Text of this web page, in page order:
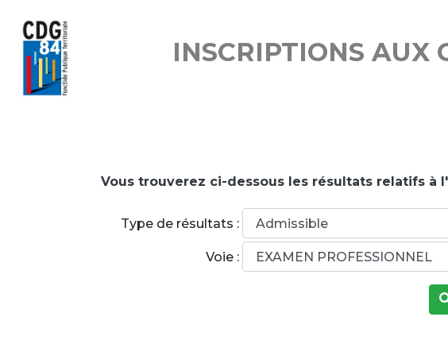
INSCRIPTIONS AUX
Vous trouverez ci-dessous les résultats relatifs
Type de résultats :
Voie :